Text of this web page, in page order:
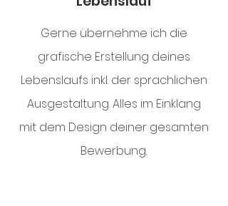
Gerne übernehme ich die
grafische Erstellung deines
Lebenslaufs inkl. der sprachlichen
Ausgestaltung. Alles im Einklang
mit dem Design deiner gesamten
Bewerbung.